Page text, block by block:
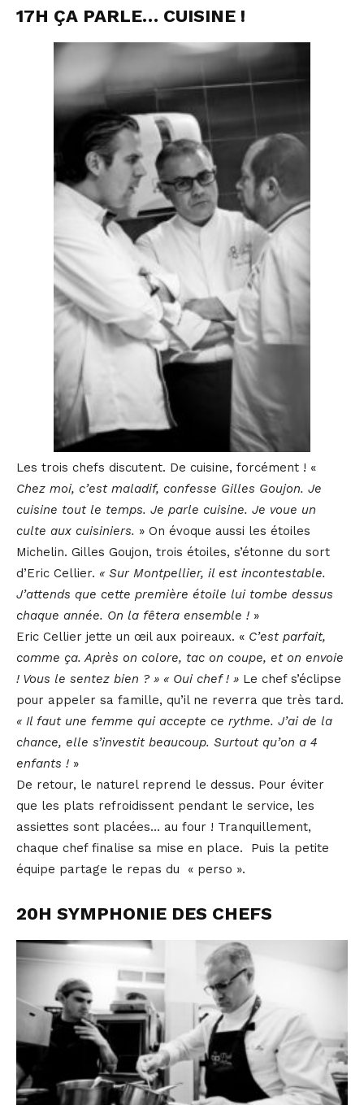
17H ÇA PARLE… CUISINE !
Les trois chefs discutent. De cuisine, forcément ! «
Chez moi, c’est maladif, confesse Gilles Goujon. Je
cuisine tout le temps. Je parle cuisine. Je voue un
culte aux cuisiniers. » On évoque aussi les étoiles
Michelin. Gilles Goujon, trois étoiles, s’étonne du sort
d’Eric Cellier. « Sur Montpellier, il est incontestable.
J’attends que cette première étoile lui tombe dessus
chaque année. On la fêtera ensemble ! »
Eric Cellier jette un œil aux poireaux. « C’est parfait,
comme ça. Après on colore, tac on coupe, et on envoie
! Vous le sentez bien ? » « Oui chef ! » Le chef s’éclipse
pour appeler sa famille, qu’il ne reverra que très tard.
« Il faut une femme qui accepte ce rythme. J’ai de la
chance, elle s’investit beaucoup. Surtout qu’on a 4
enfants ! »
De retour, le naturel reprend le dessus. Pour éviter
que les plats refroidissent pendant le service, les
assiettes sont placées… au four ! Tranquillement,
chaque chef finalise sa mise en place. Puis la petite
équipe partage le repas du « perso ».
20H SYMPHONIE DES CHEFS